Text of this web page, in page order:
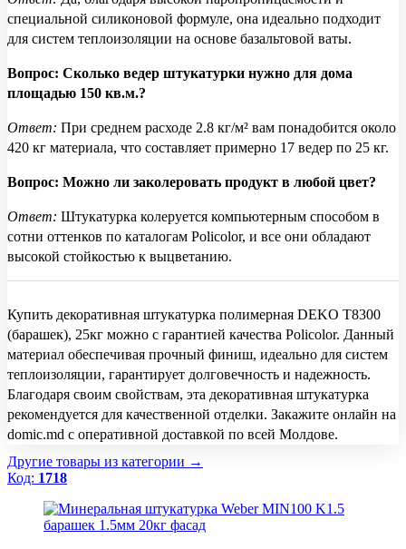
специальной силиконовой формуле, она идеально подходит
для систем теплоизоляции на основе базальтовой ваты.
Вопрос: Сколько ведер штукатурки нужно для дома
площадью 150 кв.м.?
Ответ: При среднем расходе 2.8 кг/м² вам понадобится около
420 кг материала, что составляет примерно 17 ведер по 25 кг.
Вопрос: Можно ли заколеровать продукт в любой цвет?
Ответ: Штукатурка колеруется компьютерным способом в
сотни оттенков по каталогам Policolor, и все они обладают
высокой стойкостью к выцветанию.
Купить декоративная штукатурка полимерная DEKO T8300
(барашек), 25кг можно с гарантией качества Policolor. Данный
материал обеспечивая прочный финиш, идеально для систем
теплоизоляции, гарантирует долговечность и надежность.
Благодаря своим свойствам, эта декоративная штукатурка
рекомендуется для качественной отделки. Закажите онлайн на
domic.md с оперативной доставкой по всей Молдове.
Другие товары из категории →
Код: 1718